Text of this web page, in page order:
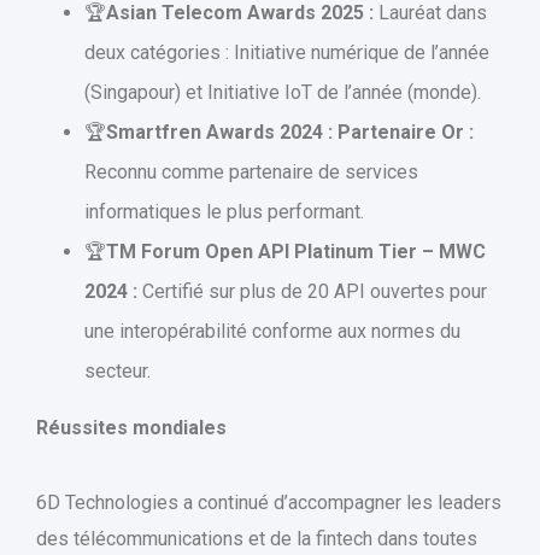
🏆Asian Telecom Awards 2025 : Lauréat dans
deux catégories : Initiative numérique de l’année
(Singapour) et Initiative IoT de l’année (monde).
🏆Smartfren Awards 2024 : Partenaire Or :
Reconnu comme partenaire de services
informatiques le plus performant.
🏆TM Forum Open API Platinum Tier – MWC
2024 : Certifié sur plus de 20 API ouvertes pour
une interopérabilité conforme aux normes du
secteur.
Réussites mondiales
6D Technologies a continué d’accompagner les leaders
des télécommunications et de la fintech dans toutes